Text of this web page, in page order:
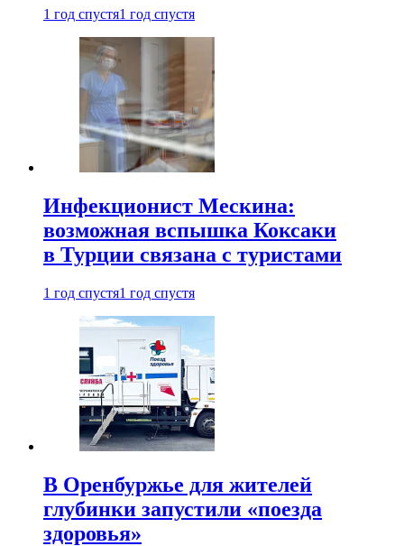
1 год спустя1 год спустя
Инфекционист Мескина:
возможная вспышка Коксаки
в Турции связана с туристами
1 год спустя1 год спустя
В Оренбуржье для жителей
глубинки запустили «поезда
здоровья»